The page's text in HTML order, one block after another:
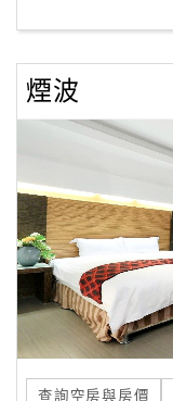
服
絡
單
Line
線
上
客
利
煙波
查詢空房與房價